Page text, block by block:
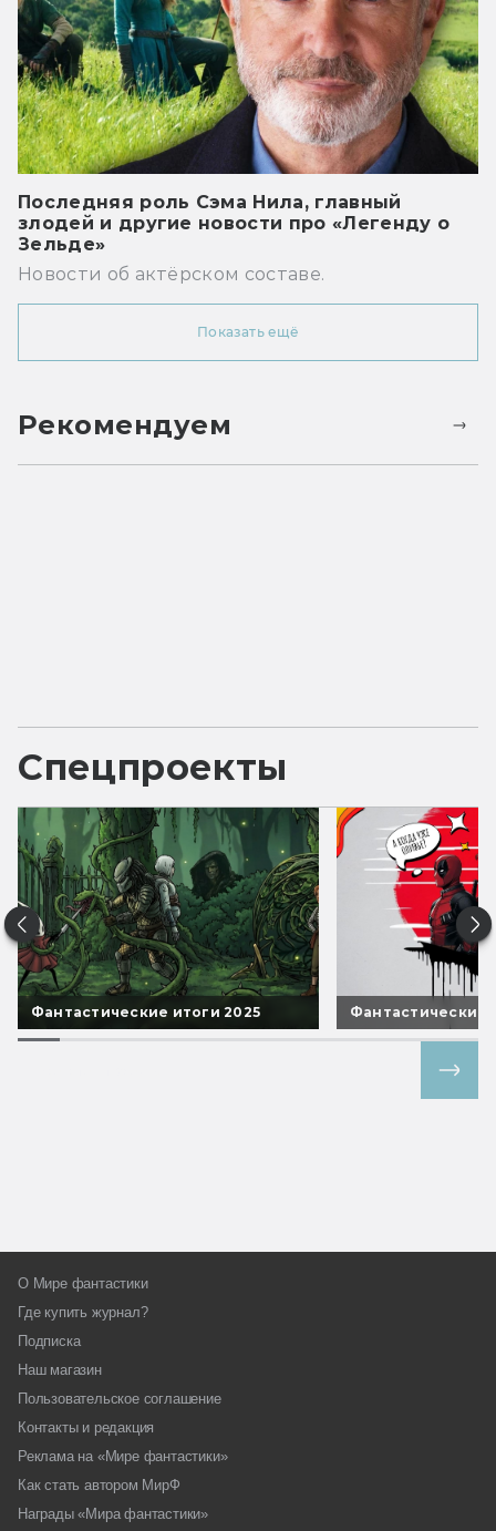
Последняя роль Сэма Нила, главный
злодей и другие новости про «Легенду о
Зельде»
Новости об актёрском составе.
Показать ещё
Рекомендуем
Спецпроекты
Фантастические итоги 2025 Фантастические
О Мире фантастики
Где купить журнал?
Подписка
Наш магазин
Пользовательское соглашение
Контакты и редакция
Реклама на «Мире фантастики»
Как стать автором МирФ
Награды «Мира фантастики»